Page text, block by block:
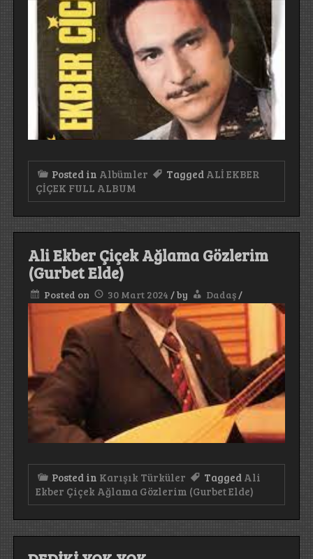
Posted in Albümler Tagged ALİ EKBER
ÇİÇEK FULL ALBUM
Ali Ekber Çiçek Ağlama Gözlerim
(Gurbet Elde)
Posted on 30 Mart 2024 /by Dadaş/
Posted in Karışık Türküler Tagged Ali
Ekber Çiçek Ağlama Gözlerim (Gurbet Elde)